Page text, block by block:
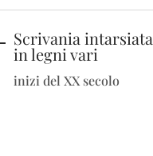
Scrivania intarsiata
in legni vari
inizi del XX secolo